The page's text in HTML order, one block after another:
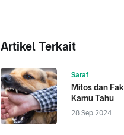
Artikel Terkait
Saraf
Mitos dan
Kamu Tahu
28 Sep 2024